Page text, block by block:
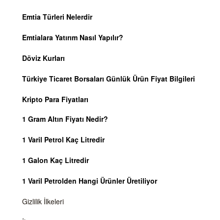
Emtia Türleri Nelerdir
Emtialara Yatırım Nasıl Yapılır?
Döviz Kurları
Türkiye Ticaret Borsaları Günlük Ürün Fiyat Bilgileri
Kripto Para Fiyatları
1 Gram Altın Fiyatı Nedir?
1 Varil Petrol Kaç Litredir
1 Galon Kaç Litredir
1 Varil Petrolden Hangi Ürünler Üretiliyor
Gizlilik İlkeleri